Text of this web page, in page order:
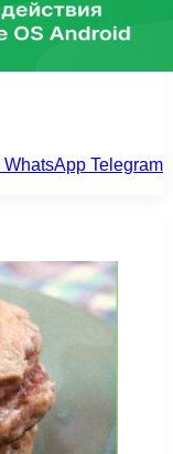
WhatsApp Telegram